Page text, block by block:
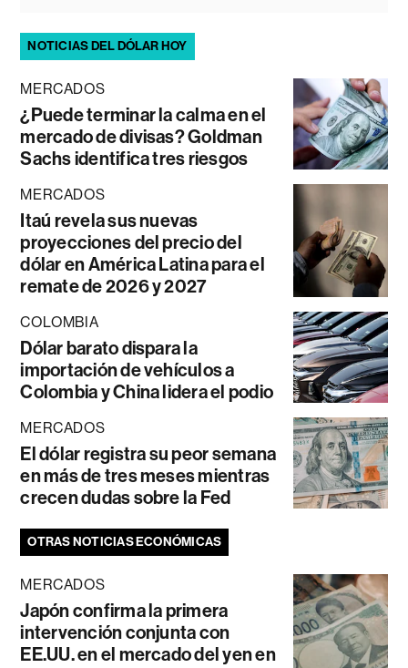
NOTICIAS DEL DÓLAR HOY
MERCADOS
¿Puede terminar la calma en el
mercado de divisas? Goldman
Sachs identifica tres riesgos
MERCADOS
Itaú revela sus nuevas
proyecciones del precio del
dólar en América Latina para el
remate de 2026 y 2027
COLOMBIA
Dólar barato dispara la
importación de vehículos a
Colombia y China lidera el podio
MERCADOS
El dólar registra su peor semana
en más de tres meses mientras
crecen dudas sobre la Fed
OTRAS NOTICIAS ECONÓMICAS
MERCADOS
Japón confirma la primera
intervención conjunta con
EE.UU. en el mercado del yen en